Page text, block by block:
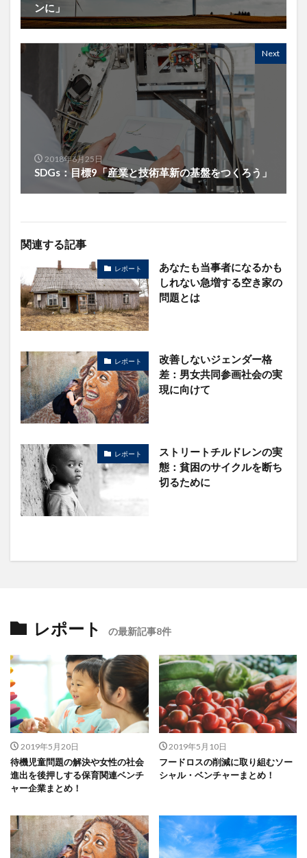
ンに」
Next
2018年6月25日
SDGs：目標9「産業と技術革新の基盤をつくろう」
関連する記事
レポート
あなたも当事者になるかも
しれない急増する空き家の
問題とは
レポート
改善しないジェンダー格
差：男女共同参画社会の実
現に向けて
レポート
ストリートチルドレンの実
態：貧困のサイクルを断ち
切るために
レポート の最新記事8件
2019年5月20日
待機児童問題の解決や女性の社会
進出を後押しする保育関連ベンチ
ャー企業まとめ！
2019年5月10日
フードロスの削減に取り組むソー
シャル・ベンチャーまとめ！